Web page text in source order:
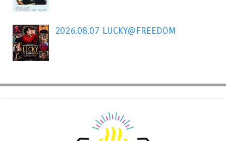
2026.08.07 LUCKY@FREEDOM